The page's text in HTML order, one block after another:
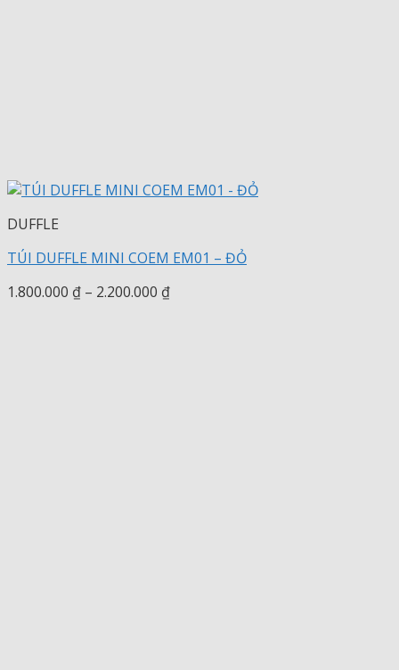
DUFFLE
TÚI DUFFLE MINI COEM EM01 – ĐỎ
1.800.000 ₫ – 2.200.000 ₫Khoảng